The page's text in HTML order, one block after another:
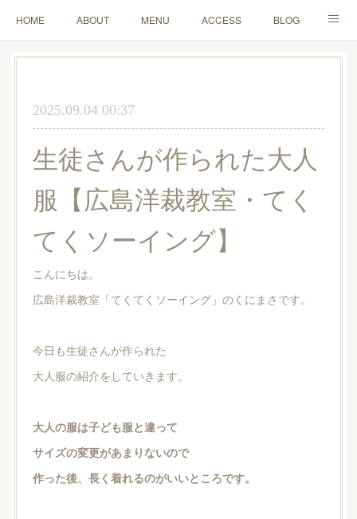
HOME ABOUT MENU ACCESS BLOG
MAIL
2025.09.04 00:37
生徒さんが作られた大人
服【広島洋裁教室・てく
てくソーイング】
こんにちは。
広島洋裁教室「てくてくソーイング」のくにまさです。
今日も生徒さんが作られた
大人服の紹介をしていきます。
大人の服は子ども服と違って
サイズの変更があまりないので
作った後、長く着れるのがいいところです。